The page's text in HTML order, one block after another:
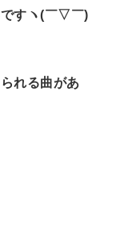
ですヽ(￣▽￣)
れる曲があ